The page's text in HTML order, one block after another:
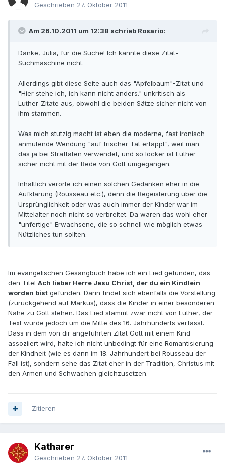
Geschrieben 27. Oktober 2011
Am 26.10.2011 um 12:38 schrieb Rosario:
Danke, Julia, für die Suche! Ich kannte diese Zitat-
Suchmaschine nicht.
Allerdings gibt diese Seite auch das "Apfelbaum"-Zitat und
"Hier stehe ich, ich kann nicht anders." unkritisch als
Luther-Zitate aus, obwohl die beiden Sätze sicher nicht von
ihm stammen.
Was mich stutzig macht ist eben die moderne, fast ironisch
anmutende Wendung "auf frischer Tat ertappt", weil man
das ja bei Straftaten verwendet, und so locker ist Luther
sicher nicht mit der Rede von Gott umgegangen.
Inhaltlich verorte ich einen solchen Gedanken eher in die
Aufklärung (Rousseau etc.), denn die Begeisterung über die
Ursprünglichkeit oder was auch immer der Kinder war im
Mittelalter noch nicht so verbreitet. Da waren das wohl eher
"unfertige" Erwachsene, die so schnell wie möglich etwas
Nützliches tun sollten.
Im evangelischen Gesangbuch habe ich ein Lied gefunden, das
den Titel Ach lieber Herre Jesu Christ, der du ein Kindlein
worden bist gefunden. Darin findet sich ebenfalls die Vorstellung
(zurückgehend auf Markus), dass die Kinder in einer besonderen
Nähe zu Gott stehen. Das Lied stammt zwar nicht von Luther, der
Text wurde jedoch um die Mitte des 16. Jahrhunderts verfasst.
Dass in dem von dir angeführten Zitat Gott mit einem Kind
assoziiert wird, halte ich nicht unbedingt für eine Romantisierung
der Kindheit (wie es dann im 18. Jahrhundert bei Rousseau der
Fall ist), sondern sehe das Zitat eher in der Tradition, Christus mit
den Armen und Schwachen gleichzusetzen.
Zitieren
Katharer
Geschrieben 27. Oktober 2011